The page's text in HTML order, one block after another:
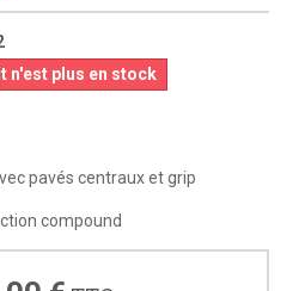
n'est plus en stock
pavés centraux et grip
compound